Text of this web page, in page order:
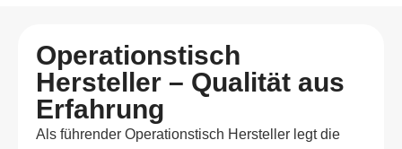
Operationstisch
Hersteller – Qualität aus
Erfahrung
Als führender Operationstisch Hersteller legt die